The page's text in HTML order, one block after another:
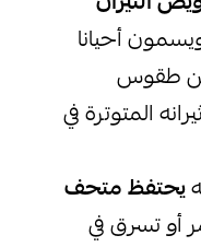
أحيانا
طقوس
المتوترة في
يحتفظ متحف
أو تسرق في